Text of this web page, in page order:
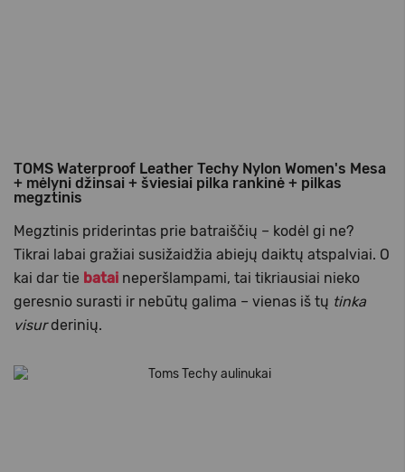
TOMS Waterproof Leather Techy Nylon Women's Mesa
+ mėlyni džinsai + šviesiai pilka rankinė + pilkas
megztinis
Megztinis priderintas prie batraiščių – kodėl gi ne?
Tikrai labai gražiai susižaidžia abiejų daiktų atspalviai. O
kai dar tie batai neperšlampami, tai tikriausiai nieko
geresnio surasti ir nebūtų galima – vienas iš tų tinka
visurderinių.